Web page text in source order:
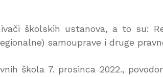
školskih ustanova, a to su:
samouprave i druge
škola 7. prosinca 2022.,